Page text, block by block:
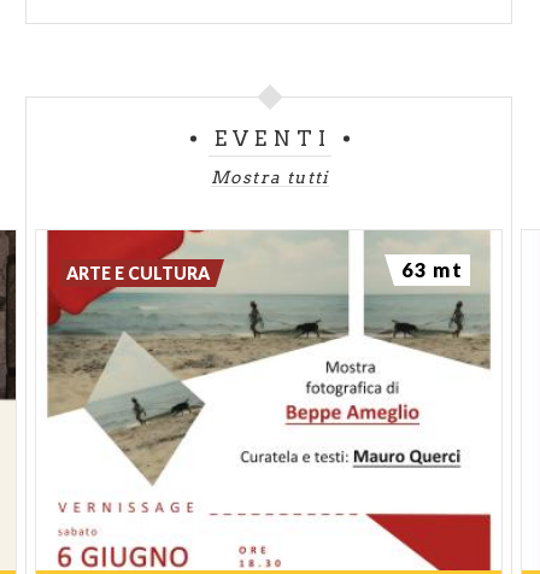
EVENTI
Mostra tutti
ARTE E CULTURA 63 mt